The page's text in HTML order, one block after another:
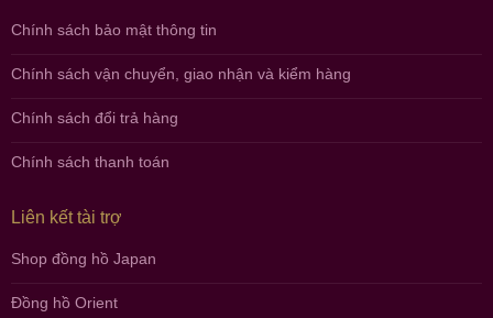
Chính sách bảo mật thông tin
Chính sách vận chuyển, giao nhận và kiểm hàng
Chính sách đổi trả hàng
Chính sách thanh toán
Liên kết tài trợ
Shop đồng hồ Japan
Đồng hồ Orient